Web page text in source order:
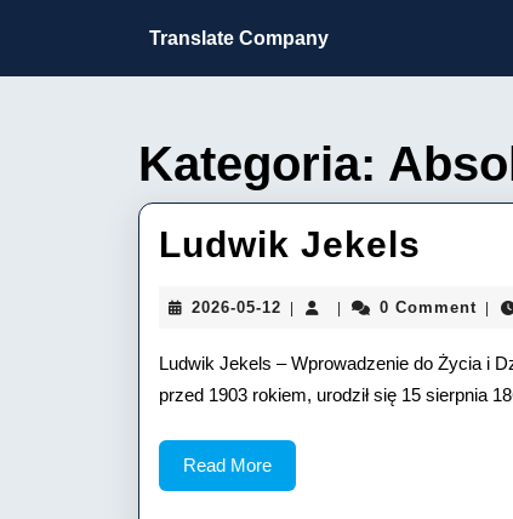
Translate Company
Kategoria:
Ludwik Jekels
2026-05-12 2026-
12
0 Comment
Ludwik Jekels – Wprowadzenie do Życia i
przed 1903 rokiem, urodził się 15 sierpnia
Read MoreRead
More